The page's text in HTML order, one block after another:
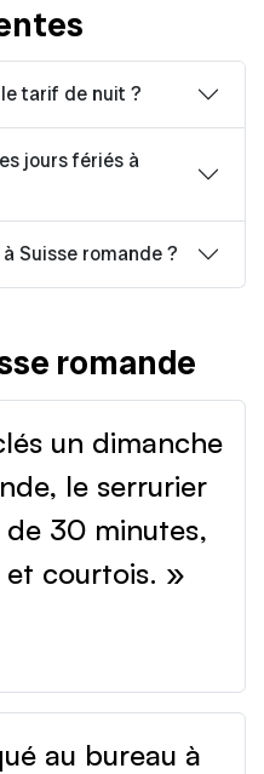
tarif de nuit ?
jours fériés à
Suisse romande ?
romande
un dimanche
le serrurier
30 minutes,
courtois. »
au bureau à